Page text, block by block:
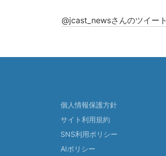
@jcast_newsさんのツイート
個人情報保護方針
サイト利用規約
SNS利用ポリシー
AIポリシー